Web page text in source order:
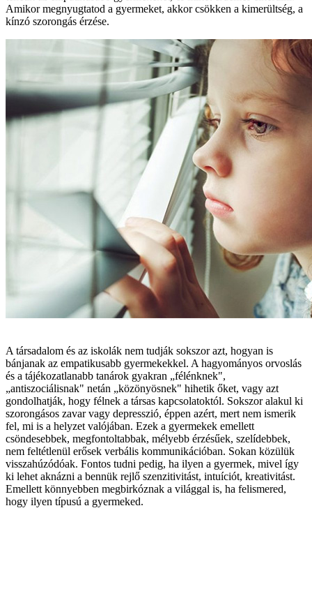
Amikor megnyugtatod a gyermeket, akkor csökken a kimerültség, a
kínzó szorongás érzése.
A társadalom és az iskolák nem tudják sokszor azt, hogyan is
bánjanak az empatikusabb gyermekekkel. A hagyományos orvoslás
és a tájékozatlanabb tanárok gyakran „félénknek",
„antiszociálisnak" netán „közönyösnek" hihetik őket, vagy azt
gondolhatják, hogy félnek a társas kapcsolatoktól. Sokszor alakul ki
szorongásos zavar vagy depresszió, éppen azért, mert nem ismerik
fel, mi is a helyzet valójában. Ezek a gyermekek emellett
csöndesebbek, megfontoltabbak, mélyebb érzésűek, szelídebbek,
nem feltétlenül erősek verbális kommunikációban. Sokan közülük
visszahúzódóak. Fontos tudni pedig, ha ilyen a gyermek, mivel így
ki lehet aknázni a bennük rejlő szenzitivitást, intuíciót, kreativitást.
Emellett könnyebben megbirkóznak a világgal is, ha felismered,
hogy ilyen típusú a gyermeked.